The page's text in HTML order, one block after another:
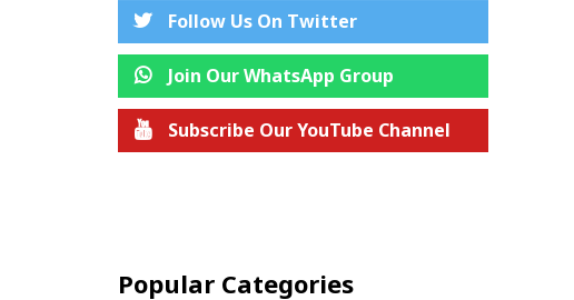
Follow Us On Twitter
Join Our WhatsApp Group
Subscribe Our YouTube Channel
Popular Categories